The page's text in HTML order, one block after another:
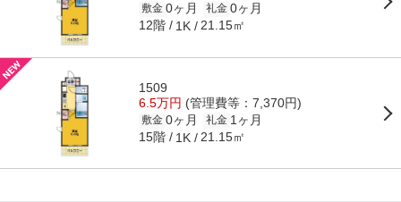
敷金 0ヶ月 礼金 0ヶ月
12階 1K 21.15㎡
1509
6.5万円 (管理費等：7,370円)
敷金 0ヶ月 礼金 1ヶ月
15階 1K 21.15㎡